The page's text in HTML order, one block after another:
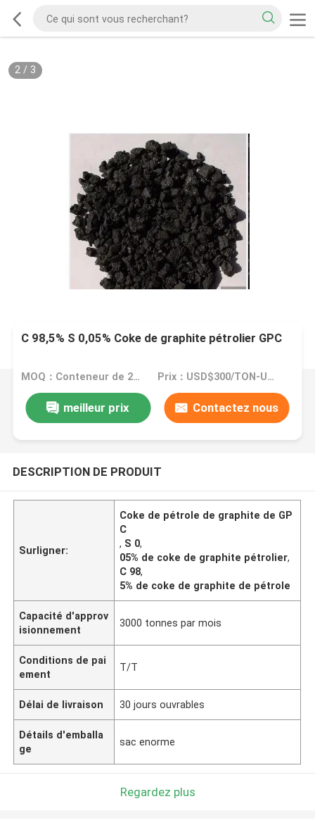
2/ 3
C 98,5% S 0,05% Coke de graphite pétrolier GPC
MOQ：Conteneur de 20 généralistes Prix：USD$300/TON-USD$3000/TON
meilleur prix Contactez nous
DESCRIPTION DE PRODUIT
Surligner:
Coke de pétrole de graphite de GP
C
, S 0,
05% de coke de graphite pétrolier,
C 98,
5% de coke de graphite de pétrole
Capacité d'approv
isionnement
3000 tonnes par mois
Conditions de pai
ement
T/T
Délai de livraison 30 jours ouvrables
Détails d'emballa
ge
sac enorme
Regardez plus